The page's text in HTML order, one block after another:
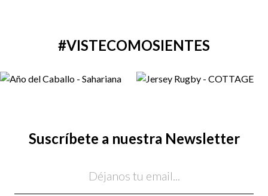
#VISTECOMOSIENTES
Suscríbete a nuestra Newsletter